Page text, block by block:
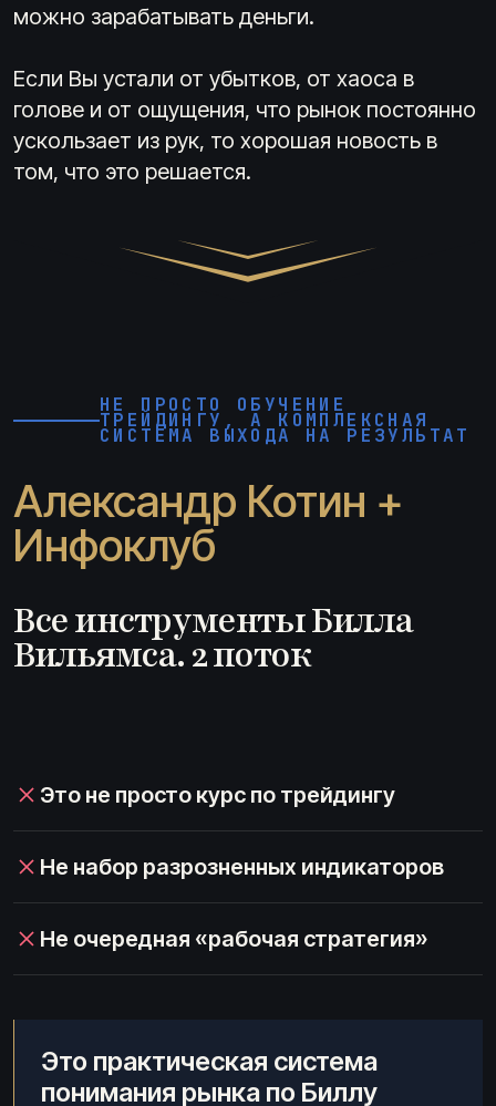
можно зарабатывать деньги.
Если Вы устали от убытков, от хаоса в
голове и от ощущения, что рынок постоянно
ускользает из рук, то хорошая новость в
том, что это решается.
НЕ ПРОСТО ОБУЧЕНИЕ
ТРЕЙДИНГУ, А КОМПЛЕКСНАЯ
СИСТЕМА ВЫХОДА НА РЕЗУЛЬТАТ
Александр Котин +
Инфоклуб
Все инструменты Билла
Вильямса. 2 поток
Это не просто курс по трейдингу
Не набор разрозненных индикаторов
Не очередная «рабочая стратегия»
Это практическая система
понимания рынка по Биллу